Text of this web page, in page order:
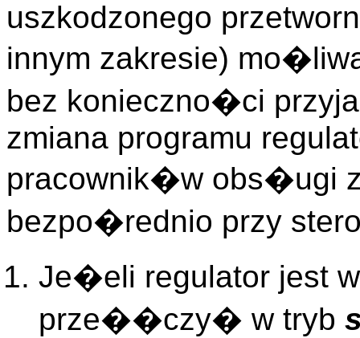
uszkodzonego
innym zakresie)
bez konieczno�ci
zmiana programu
pracownik�w obs�ugi
bezpo�rednio przy
Je�eli regulator jest
prze��czy� w tryb